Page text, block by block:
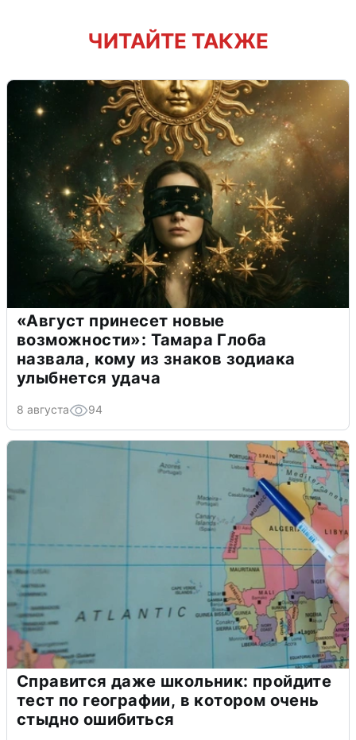
ЧИТАЙТЕ ТАКЖЕ
«Август принесет новые
возможности»: Тамара Глоба
назвала, кому из знаков зодиака
улыбнется удача
8 августа 94
Справится даже школьник: пройдите
тест по географии, в котором очень
стыдно ошибиться